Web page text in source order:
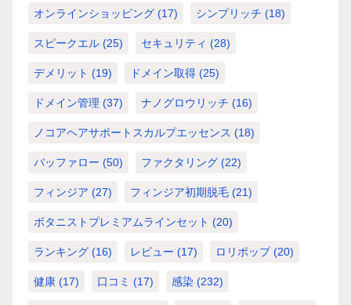
オンラインショッピング (17) シンプリッチ (18)
スピークエル (25) セキュリティ (28)
デメリット (19) ドメイン取得 (25)
ドメイン管理 (37) ナノグロウリッチ (16)
ノコアヘアサポートスカルプエッセンス (18)
バッファロー (50) ファクタリング (22)
フィンジア (27) フィンジア初期脱毛 (21)
ボタニストプレミアムラインセット (20)
ランキング (16) レビュー (17) ロリポップ(20)
健康 (17) 口コミ (17) 感染 (232)